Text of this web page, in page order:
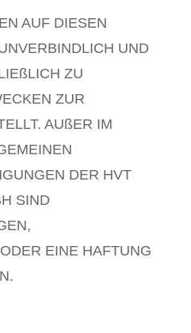
AUF DIESEN
UND
ZU
ZUR
AUßER IM
DER HVT
SIND
EINE HAFTUNG